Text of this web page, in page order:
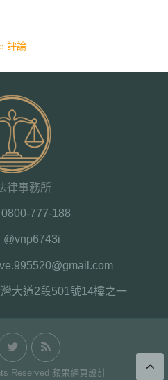
評論
律事務所
0800-777-188
@vnp6743i
大道2段501號14樓之一
Reserved 蘋果網頁設計